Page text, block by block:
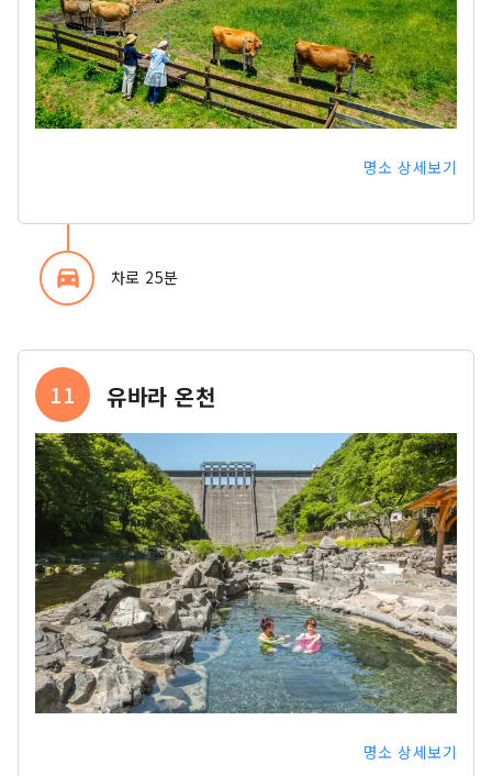
명소 상세보기
directions_car_filled 차로 25분
11 유바라 온천
명소 상세보기